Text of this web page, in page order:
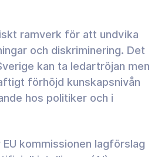
ramverk för att undvika
och diskriminering. Det
kan ta ledartröjan men
förhöjd kunskapsnivån
hos politiker och i
kommissionen lagförslag